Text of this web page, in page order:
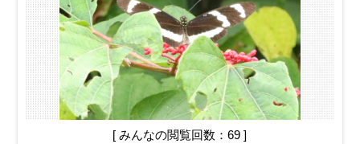
[ みんなの閲覧回数：69 ]